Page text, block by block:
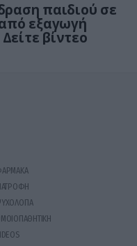
παιδιού σε
εξαγωγή
βίντεο